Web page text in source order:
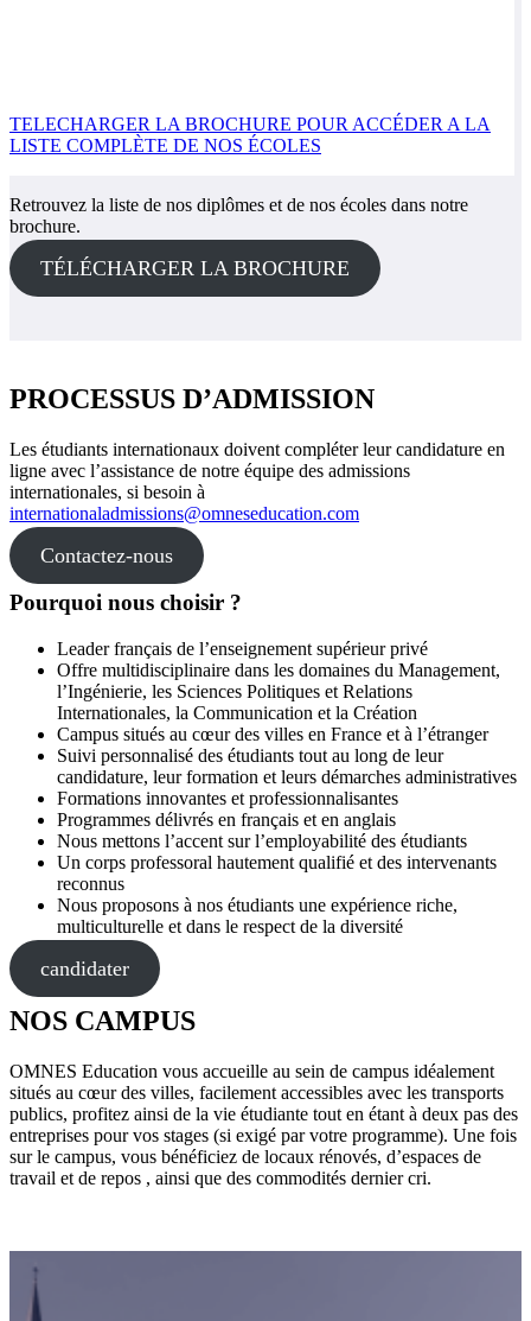
TELECHARGER LA BROCHURE POUR ACCÉDER A LA
LISTE COMPLÈTE DE NOS ÉCOLES
Retrouvez la liste de nos diplômes et de nos écoles dans notre
brochure.
TÉLÉCHARGER LA BROCHURE
PROCESSUS D’ADMISSION
Les étudiants internationaux doivent compléter leur candidature en
ligne avec l’assistance de notre équipe des admissions
internationales, si besoin à
internationaladmissions@omneseducation.com
Contactez-nous
Pourquoi nous choisir ?
Leader français de l’enseignement supérieur privé
Offre multidisciplinaire dans les domaines du Management,
l’Ingénierie, les Sciences Politiques et Relations
Internationales, la Communication et la Création
Campus situés au cœur des villes en France et à l’étranger
Suivi personnalisé des étudiants tout au long de leur
candidature, leur formation et leurs démarches administratives
Formations innovantes et professionnalisantes
Programmes délivrés en français et en anglais
Nous mettons l’accent sur l’employabilité des étudiants
Un corps professoral hautement qualifié et des intervenants
reconnus
Nous proposons à nos étudiants une expérience riche,
multiculturelle et dans le respect de la diversité
candidater
NOS CAMPUS
OMNES Education vous accueille au sein de campus idéalement
situés au cœur des villes, facilement accessibles avec les transports
publics, profitez ainsi de la vie étudiante tout en étant à deux pas des
entreprises pour vos stages (si exigé par votre programme). Une fois
sur le campus, vous bénéficiez de locaux rénovés, d’espaces de
travail et de repos , ainsi que des commodités dernier cri.